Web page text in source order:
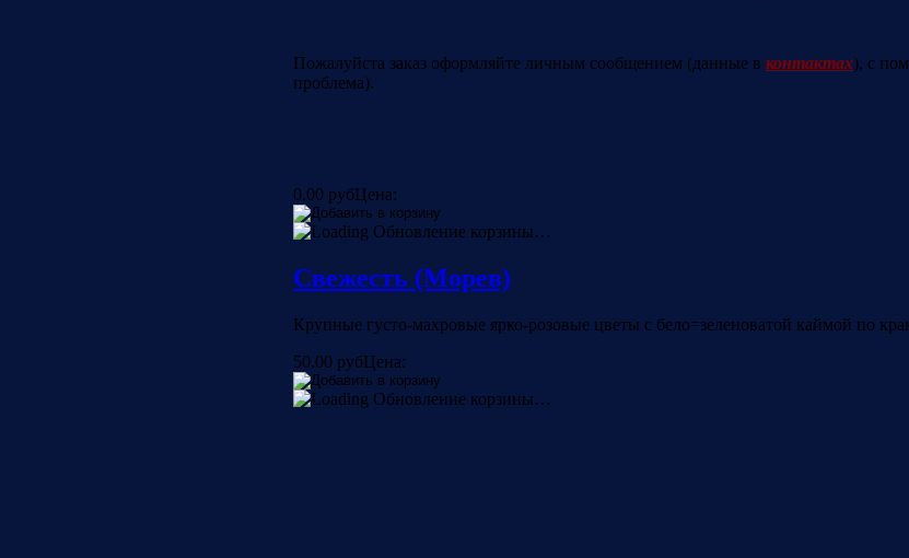
Пожалуйста заказ оформляйте личным сообщением (данные в контактах), с
проблема).
0.00 рубЦена:
Обновление корзины…
Свежесть (Морев)
Крупные густо-махровые ярко-розовые цветы с бело=зеленоватой каймой по
50.00 рубЦена:
Обновление корзины…